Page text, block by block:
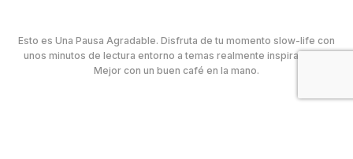
Esto es Una Pausa Agradable. Disfruta de tu momento slow-life con
unos minutos de lectura entorno a temas realmente inspiradores.
Mejor con un buen café en la mano.